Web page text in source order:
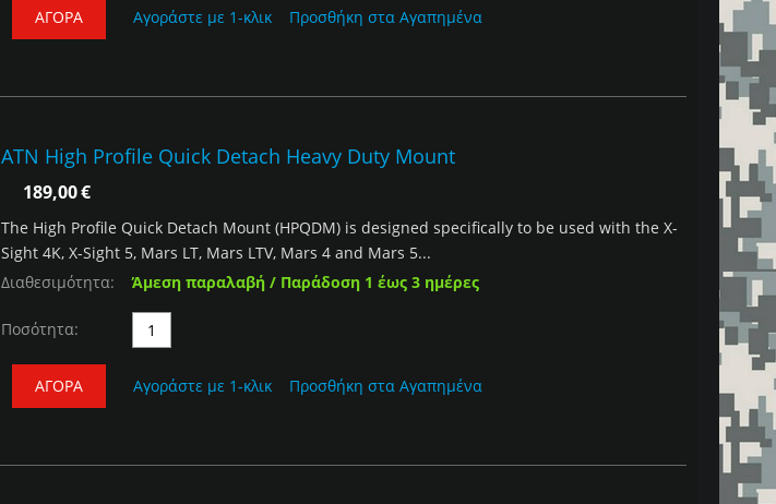
ΑΓΟΡΆ Αγοράστε με 1-κλικ Προσθήκη στα Αγαπημένα
ATN High Profile Quick Detach Heavy Duty Mount
189,00€
The High Profile Quick Detach Mount (HPQDM) is designed specifically to be used with the X-
Sight 4K, X-Sight 5, Mars LT, Mars LTV, Mars 4 and Mars 5...
Διαθεσιμότητα:
Άμεση παραλαβή / Παράδοση 1 έως 3 ημέρες
Ποσότητα:
ΑΓΟΡΆ Αγοράστε με 1-κλικ Προσθήκη στα Αγαπημένα